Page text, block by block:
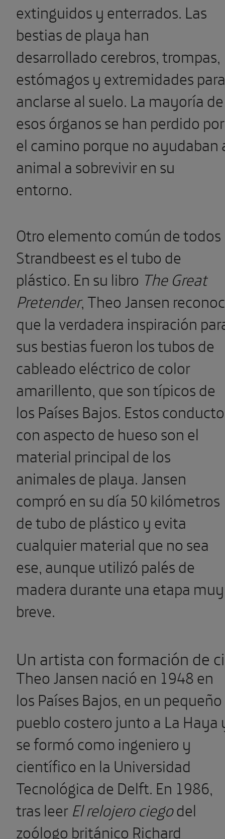
extinguidos y enterrados. Las
bestias de playa han
desarrollado cerebros, trompas,
estómagos y extremidades para
anclarse al suelo. La mayoría de
esos órganos se han perdido por
el camino porque no ayudaban
animal a sobrevivir en su
entorno.
Otro elemento común de todos
Strandbeest es el tubo de
plástico. En su libro The Great
Pretender, Theo Jansen
que la verdadera inspiración
sus bestias fueron los tubos de
cableado eléctrico de color
amarillento, que son típicos de
los Países Bajos. Estos
con aspecto de hueso son el
material principal de los
animales de playa. Jansen
compró en su día 50 kilómetros
de tubo de plástico y evita
cualquier material que no sea
ese, aunque utilizó palés de
madera durante una etapa muy
breve.
Un artista con formación de
Theo Jansen nació en 1948 en
los Países Bajos, en un pequeño
pueblo costero junto a La Haya
se formó como ingeniero y
científico en la Universidad
Tecnológica de Delft. En 1986,
tras leerEl relojero ciegodel
zoólogo británico Richard